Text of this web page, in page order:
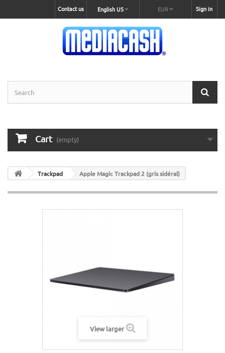
Sign in
EUR
English US
Contact us
Cart (empty)
Trackpad Apple Magic Trackpad 2 (gris sidéral)
View larger